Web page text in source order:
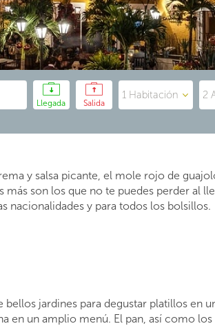
Llegada Salida
y salsa picante, el mole rojo de
son los que no te puedes perder al
nacionalidades y para todos los bolsillos.
jardines para degustar platillos en
en un amplio menú. El pan, así como